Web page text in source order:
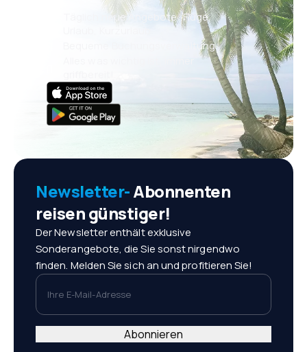
Täglich neue Angebote: Flüge,
Bequeme Buchungsverwaltung
Newsletter-Abonnenten
reisen günstiger!
Der Newsletter enthält exklusive
Sonderangebote, die Sie sonst nirgendwo
finden. Melden Sie sich an und profitieren Sie!
Ihre E-Mail-Adresse
Abonnieren